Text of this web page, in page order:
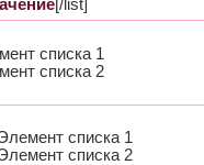
[/list]
списка 1
списка 2
списка 1
списка 2